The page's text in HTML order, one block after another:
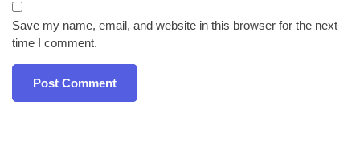
Save my name, email, and website in this browser for the next
time I comment.